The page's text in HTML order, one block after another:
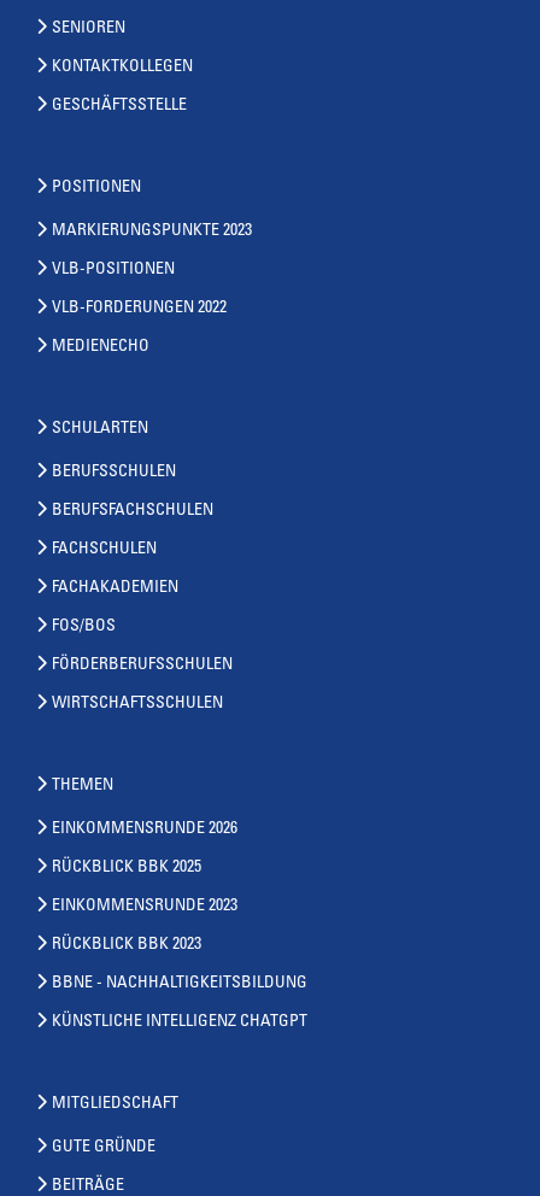
SENIOREN
KONTAKTKOLLEGEN
GESCHÄFTSSTELLE
POSITIONEN
MARKIERUNGSPUNKTE 2023
VLB-POSITIONEN
VLB-FORDERUNGEN 2022
MEDIENECHO
SCHULARTEN
BERUFSSCHULEN
BERUFSFACHSCHULEN
FACHSCHULEN
FACHAKADEMIEN
FOS/BOS
FÖRDERBERUFSSCHULEN
WIRTSCHAFTSSCHULEN
THEMEN
EINKOMMENSRUNDE 2026
RÜCKBLICK BBK 2025
EINKOMMENSRUNDE 2023
RÜCKBLICK BBK 2023
BBNE - NACHHALTIGKEITSBILDUNG
KÜNSTLICHE INTELLIGENZ CHATGPT
MITGLIEDSCHAFT
GUTE GRÜNDE
BEITRÄGE